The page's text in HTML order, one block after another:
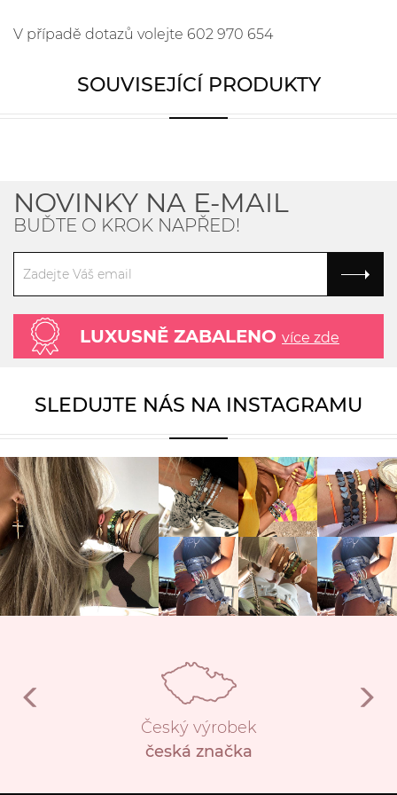
V případě dotazů volejte 602 970 654
SOUVISEJÍCÍ PRODUKTY
NOVINKY NA E-MAIL
BUĎTE O KROK NAPŘED!
LUXUSNĚ ZABALENO více zde
SLEDUJTE NÁS NA INSTAGRAMU
Český výrobek
česká značka